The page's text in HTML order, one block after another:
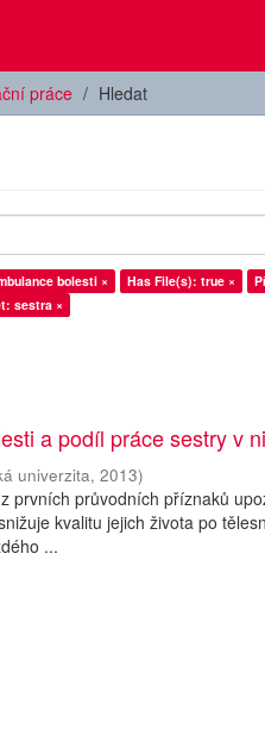
práce Hledat
bolesti × Has File(s): true ×
sestra ×
a podíl práce sestry v
univerzita,2013)
prvních průvodních příznaků
kvalitu jejich života po
...